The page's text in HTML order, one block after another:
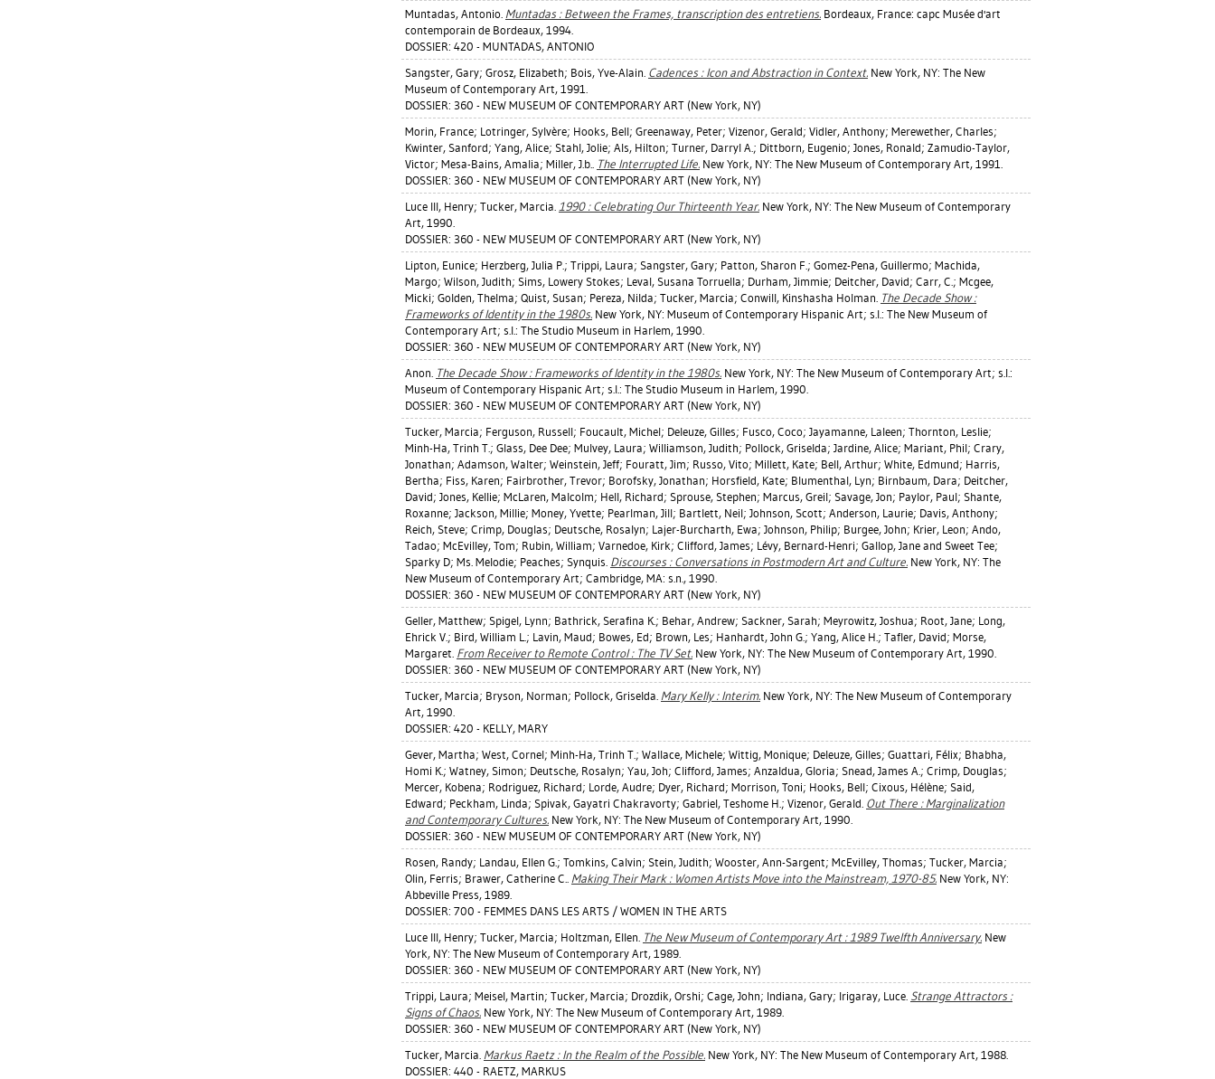
Muntadas, Antonio. Muntadas : Between the Frames, transcription des entretiens. Bordeaux, France: capc Musée d'art
contemporain de Bordeaux, 1994.
DOSSIER: 420 - MUNTADAS, ANTONIO
Sangster, Gary; Grosz, Elizabeth; Bois, Yve-Alain. Cadences : Icon and Abstraction in Context. New York, NY: The New
Museum of Contemporary Art, 1991.
DOSSIER: 360 - NEW MUSEUM OF CONTEMPORARY ART (New York, NY)
Morin, France; Lotringer, Sylvère; Hooks, Bell; Greenaway, Peter; Vizenor, Gerald; Vidler, Anthony; Merewether, Charles;
Kwinter, Sanford; Yang, Alice; Stahl, Jolie; Als, Hilton; Turner, Darryl A.; Dittborn, Eugenio; Jones, Ronald; Zamudio-Taylor,
Victor; Mesa-Bains, Amalia; Miller, J.b.. The Interrupted Life. New York, NY: The New Museum of Contemporary Art, 1991.
DOSSIER: 360 - NEW MUSEUM OF CONTEMPORARY ART (New York, NY)
Luce III, Henry; Tucker, Marcia. 1990 : Celebrating Our Thirteenth Year. New York, NY: The New Museum of Contemporary
Art, 1990.
DOSSIER: 360 - NEW MUSEUM OF CONTEMPORARY ART (New York, NY)
Lipton, Eunice; Herzberg, Julia P.; Trippi, Laura; Sangster, Gary; Patton, Sharon F.; Gomez-Pena, Guillermo; Machida,
Margo; Wilson, Judith; Sims, Lowery Stokes; Leval, Susana Torruella; Durham, Jimmie; Deitcher, David; Carr, C.; Mcgee,
Micki; Golden, Thelma; Quist, Susan; Pereza, Nilda; Tucker, Marcia; Conwill, Kinshasha Holman. The Decade Show :
Frameworks of Identity in the 1980s. New York, NY: Museum of Contemporary Hispanic Art; s.l.: The New Museum of
Contemporary Art; s.l.: The Studio Museum in Harlem, 1990.
DOSSIER: 360 - NEW MUSEUM OF CONTEMPORARY ART (New York, NY)
Anon. The Decade Show : Frameworks of Identity in the 1980s. New York, NY: The New Museum of Contemporary Art; s.l.:
Museum of Contemporary Hispanic Art; s.l.: The Studio Museum in Harlem, 1990.
DOSSIER: 360 - NEW MUSEUM OF CONTEMPORARY ART (New York, NY)
Tucker, Marcia; Ferguson, Russell; Foucault, Michel; Deleuze, Gilles; Fusco, Coco; Jayamanne, Laleen; Thornton, Leslie;
Minh-Ha, Trinh T.; Glass, Dee Dee; Mulvey, Laura; Williamson, Judith; Pollock, Griselda; Jardine, Alice; Mariant, Phil; Crary,
Jonathan; Adamson, Walter; Weinstein, Jeff; Fouratt, Jim; Russo, Vito; Millett, Kate; Bell, Arthur; White, Edmund; Harris,
Bertha; Fiss, Karen; Fairbrother, Trevor; Borofsky, Jonathan; Horsfield, Kate; Blumenthal, Lyn; Birnbaum, Dara; Deitcher,
David; Jones, Kellie; McLaren, Malcolm; Hell, Richard; Sprouse, Stephen; Marcus, Greil; Savage, Jon; Paylor, Paul; Shante,
Roxanne; Jackson, Millie; Money, Yvette; Pearlman, Jill; Bartlett, Neil; Johnson, Scott; Anderson, Laurie; Davis, Anthony;
Reich, Steve; Crimp, Douglas; Deutsche, Rosalyn; Lajer-Burcharth, Ewa; Johnson, Philip; Burgee, John; Krier, Leon; Ando,
Tadao; McEvilley, Tom; Rubin, William; Varnedoe, Kirk; Clifford, James; Lévy, Bernard-Henri; Gallop, Jane and Sweet Tee;
Sparky D; Ms. Melodie; Peaches; Synquis. Discourses : Conversations in Postmodern Art and Culture. New York, NY: The
New Museum of Contemporary Art; Cambridge, MA: s.n., 1990.
DOSSIER: 360 - NEW MUSEUM OF CONTEMPORARY ART (New York, NY)
Geller, Matthew; Spigel, Lynn; Bathrick, Serafina K.; Behar, Andrew; Sackner, Sarah; Meyrowitz, Joshua; Root, Jane; Long,
Ehrick V.; Bird, William L.; Lavin, Maud; Bowes, Ed; Brown, Les; Hanhardt, John G.; Yang, Alice H.; Tafler, David; Morse,
Margaret. From Receiver to Remote Control : The TV Set. New York, NY: The New Museum of Contemporary Art, 1990.
DOSSIER: 360 - NEW MUSEUM OF CONTEMPORARY ART (New York, NY)
Tucker, Marcia; Bryson, Norman; Pollock, Griselda. Mary Kelly : Interim. New York, NY: The New Museum of Contemporary
Art, 1990.
DOSSIER: 420 - KELLY, MARY
Gever, Martha; West, Cornel; Minh-Ha, Trinh T.; Wallace, Michele; Wittig, Monique; Deleuze, Gilles; Guattari, Félix; Bhabha,
Homi K.; Watney, Simon; Deutsche, Rosalyn; Yau, Joh; Clifford, James; Anzaldua, Gloria; Snead, James A.; Crimp, Douglas;
Mercer, Kobena; Rodriguez, Richard; Lorde, Audre; Dyer, Richard; Morrison, Toni; Hooks, Bell; Cixous, Hélène; Said,
Edward; Peckham, Linda; Spivak, Gayatri Chakravorty; Gabriel, Teshome H.; Vizenor, Gerald. Out There : Marginalization
and Contemporary Cultures. New York, NY: The New Museum of Contemporary Art, 1990.
DOSSIER: 360 - NEW MUSEUM OF CONTEMPORARY ART (New York, NY)
Rosen, Randy; Landau, Ellen G.; Tomkins, Calvin; Stein, Judith; Wooster, Ann-Sargent; McEvilley, Thomas; Tucker, Marcia;
Olin, Ferris; Brawer, Catherine C.. Making Their Mark : Women Artists Move into the Mainstream, 1970-85. New York, NY:
Abbeville Press, 1989.
DOSSIER: 700 - FEMMES DANS LES ARTS / WOMEN IN THE ARTS
Luce III, Henry; Tucker, Marcia; Holtzman, Ellen. The New Museum of Contemporary Art : 1989 Twelfth Anniversary. New
York, NY: The New Museum of Contemporary Art, 1989.
DOSSIER: 360 - NEW MUSEUM OF CONTEMPORARY ART (New York, NY)
Trippi, Laura; Meisel, Martin; Tucker, Marcia; Drozdik, Orshi; Cage, John; Indiana, Gary; Irigaray, Luce. Strange Attractors :
Signs of Chaos. New York, NY: The New Museum of Contemporary Art, 1989.
DOSSIER: 360 - NEW MUSEUM OF CONTEMPORARY ART (New York, NY)
Tucker, Marcia. Markus Raetz : In the Realm of the Possible. New York, NY: The New Museum of Contemporary Art, 1988.
DOSSIER: 440 - RAETZ, MARKUS